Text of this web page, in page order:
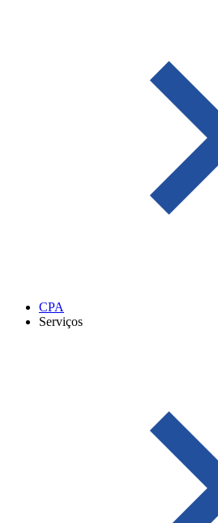
CPA
Serviços